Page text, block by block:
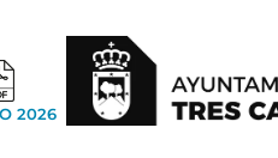
2026